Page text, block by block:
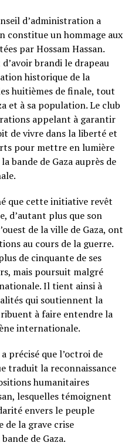
d’administration a
constitue un hommage aux
par Hossam Hassan.
brandi le drapeau
historique de la
huitièmes de finale, tout
et à sa population. Le club
appelant à garantir
de vivre dans la liberté et
pour mettre en lumière
bande de Gaza auprès de
que cette initiative revêt
d’autant plus que son
de la ville de Gaza, ont
au cours de la guerre.
de cinquante de ses
mais poursuit malgré
Il tient ainsi à
qui soutiennent la
à faire entendre la
internationale.
précisé que l’octroi de
traduit la reconnaissance
humanitaires
lesquelles témoignent
envers le peuple
de la grave crise
de Gaza.